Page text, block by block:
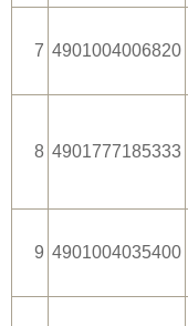
7 4901004006820
8 4901777185333
9 4901004035400